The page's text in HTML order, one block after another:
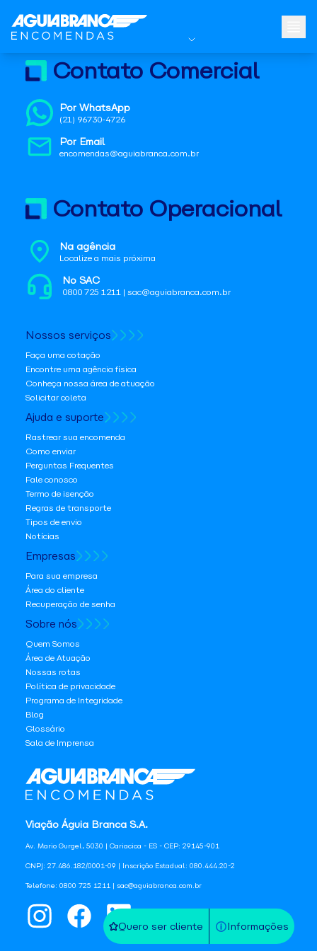
Quero ser cliente Informações
Viação Águia Branca S.A.
Av. Mario Gurgel, 5030 | Cariacica - ES - CEP: 29145-901
CNPJ: 27.486.182/0001-09 | Inscrição Estadual: 080.444.20-2
Telefone: 0800 725 1211 | sac@aguiabranca.com.br
Contato Comercial
Por WhatsApp
(21) 96730-4726
Por Email
encomendas@aguiabranca.com.br
Contato Operacional
Na agência
Localize a mais próxima
No SAC
0800 725 1211 | sac@aguiabranca.com.br
Nossos serviços
Faça uma cotação
Encontre uma agência física
Conheça nossa área de atuação
Solicitar coleta
Ajuda e suporte
Rastrear sua encomenda
Como enviar
Perguntas Frequentes
Fale conosco
Termo de isenção
Regras de transporte
Tipos de envio
Notícias
Empresas
Para sua empresa
Área do cliente
Recuperação de senha
Sobre nós
Quem Somos
Área de Atuação
Nossas rotas
Política de privacidade
Programa de Integridade
Blog
Glossário
Sala de Imprensa